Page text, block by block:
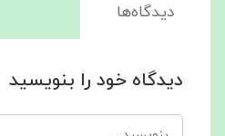
دیدگاه‌ها
دیدگاه خود را بنویسید